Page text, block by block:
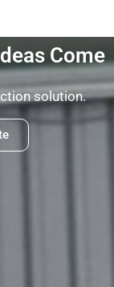
Come
solution.